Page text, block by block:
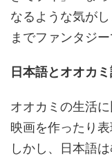
なるような気がし
までファンタジ
日本語とオオカ
オオカミの生活
映画を作ったり
しかし、日本語